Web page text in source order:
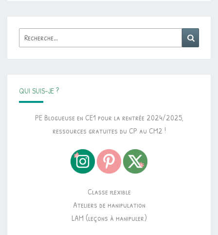
Rechercher :
QUI SUIS-JE ?
PE Blogueuse en CE1 pour la rentrée 2024/2025,
ressources gratuites du CP au CM2 !
Classe flexible
Ateliers de manipulation
LAM (leçons à manipuler)